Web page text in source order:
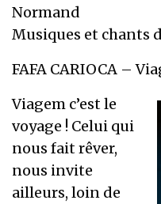
Normand
Musiques et chants
FAFA CARIOCA –
Viagem c’est le
voyage ! Celui qui
nous fait rêver,
nous invite
ailleurs, loin de